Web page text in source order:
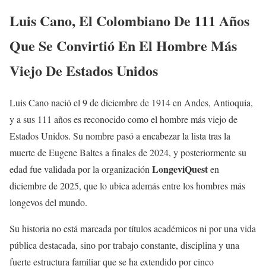
Luis Cano, El Colombiano De 111 Años
Que Se Convirtió En El Hombre Más
Viejo De Estados Unidos
Luis Cano nació el 9 de diciembre de 1914 en Andes, Antioquia,
y a sus 111 años es reconocido como el hombre más viejo de
Estados Unidos. Su nombre pasó a encabezar la lista tras la
muerte de Eugene Baltes a finales de 2024, y posteriormente su
edad fue validada por la organizaciónLongeviQuesten
diciembre de 2025, que lo ubica además entre los hombres más
longevos del mundo.
Su historia no está marcada por títulos académicos ni por una vida
pública destacada, sino por trabajo constante, disciplina y una
fuerte estructura familiar que se ha extendido por cinco